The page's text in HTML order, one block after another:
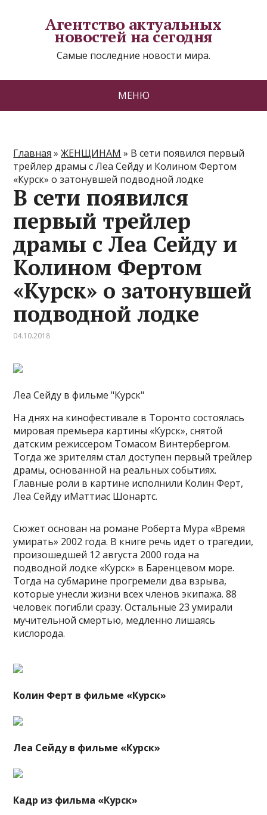
Агентство актуальных
новостей на сегодня
Самые последние новости мира.
МЕНЮ
Главная »ЖЕНЩИНАМ » В сети появился первый
трейлер драмы с Леа Сейду и Колином Фертом
«Курск» о затонувшей подводной лодке
В сети появился
первый трейлер
драмы с Леа Сейду и
Колином Фертом
«Курск» о затонувшей
подводной лодке
04.10.2018
Леа Сейду в фильме "Курск"
На днях на кинофестивале в Торонто состоялась
мировая премьера картины «Курск», снятой
датским режиссером Томасом Винтербергом.
Тогда же зрителям стал доступен первый трейлер
драмы, основанной на реальных событиях.
Главные роли в картине исполнили Колин Ферт,
Леа Сейду иМаттиас Шонартс.
Сюжет основан на романе Роберта Мура «Время
умирать» 2002 года. В книге речь идет о трагедии,
произошедшей 12 августа 2000 года на
подводной лодке «Курск» в Баренцевом море.
Тогда на субмарине прогремели два взрыва,
которые унесли жизни всех членов экипажа. 88
человек погибли сразу. Остальные 23 умирали
мучительной смертью, медленно лишаясь
кислорода.
Колин Ферт в фильме «Курск»
Леа Сейду в фильме «Курск»
Кадр из фильма «Курск»